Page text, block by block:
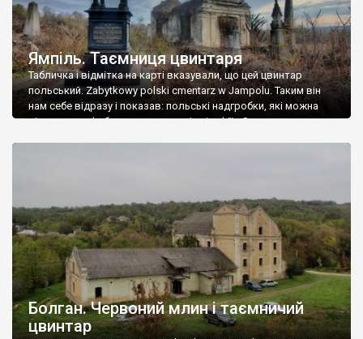
Ямпіль. Таємниця цвинтаря
Табличка і відмітка на карті вказували, що цей цвинтар
польський. Zabytkowy polski cmentarz w Jampolu. Таким він
нам себе відразу і показав: польські надгробки, які можна
віднести до фабричних, польські епітафії… Загалом цвинтар
Болган. Червоний млин і таємничий
цвинтар